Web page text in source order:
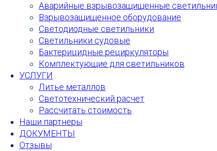
Аварийные взрывозащищенные
Взрывозащищенное оборудование
Светодиодные светильники
Светильники судовые
Бактерицидные рециркуляторы
Комплектующие для светильников
УСЛУГИ
Литье металлов
Светотехнический расчет
Рассчитать стоимость
Наши партнеры
ДОКУМЕНТЫ
Отзывы